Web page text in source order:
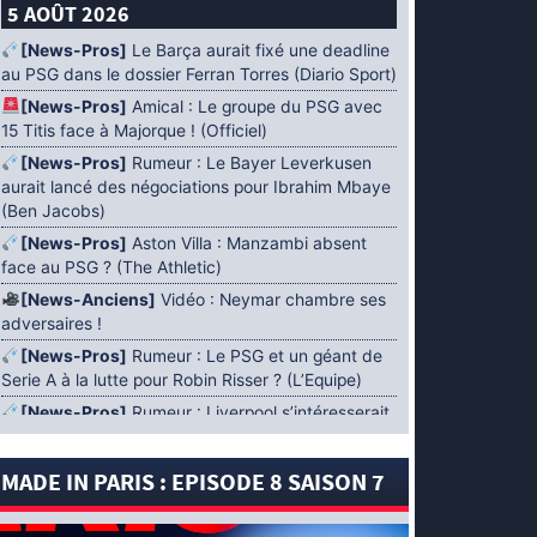
5 AOÛT 2026
[News-Pros] Le Barça aurait fixé une deadline
au PSG dans le dossier Ferran Torres (Diario Sport)
[News-Pros] Amical : Le groupe du PSG avec
15 Titis face à Majorque ! (Officiel)
[News-Pros] Rumeur : Le Bayer Leverkusen
aurait lancé des négociations pour Ibrahim Mbaye
(Ben Jacobs)
[News-Pros] Aston Villa : Manzambi absent
face au PSG ? (The Athletic)
[News-Anciens] Vidéo : Neymar chambre ses
adversaires !
[News-Pros] Rumeur : Le PSG et un géant de
Serie A à la lutte pour Robin Risser ? (L’Equipe)
[News-Pros] Rumeur : Liverpool s’intéresserait
à Ibrahim Mbaye en plus de Bradley Barcola
(Fabrizio Romano)
[News-Pros]Rumeur : Accord contractuel
trouvé entre le PSG et Mika Godts (Fabrizio
MADE IN PARIS : EPISODE 8 SAISON 7